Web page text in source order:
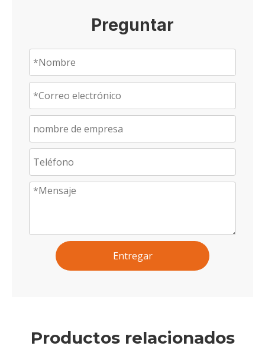
Preguntar
Entregar
Productos relacionados